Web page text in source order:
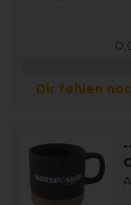
Dir fehlen